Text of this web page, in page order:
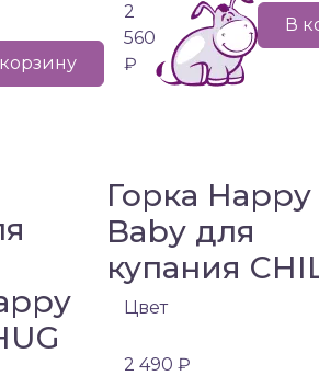
2
560
₽
В
Горка Happy
Baby для
купания
Цвет
2 490 ₽